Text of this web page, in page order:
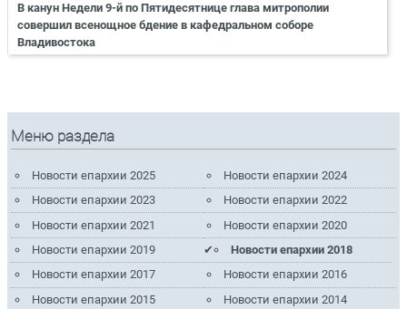
В канун Недели 9-й по Пятидесятнице глава митрополии
совершил всенощное бдение в кафедральном соборе
Владивостока
Меню раздела
Новости епархии 2025
Новости епархии 2024
Новости епархии 2023
Новости епархии 2022
Новости епархии 2021
Новости епархии 2020
Новости епархии 2019
Новости епархии 2018
Новости епархии 2017
Новости епархии 2016
Новости епархии 2015
Новости епархии 2014